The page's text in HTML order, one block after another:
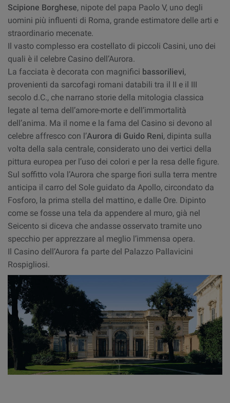
Scipione Borghese, nipote del papa Paolo V, uno degli
uomini più influenti di Roma, grande estimatore delle arti e
straordinario mecenate.
Il vasto complesso era costellato di piccoli Casini, uno dei
quali è il celebre Casino dell’Aurora.
La facciata è decorata con magnifici bassorilievi,
provenienti da sarcofagi romani databili tra il II e il III
secolo d.C., che narrano storie della mitologia classica
legate al tema dell’amore-morte e dell’immortalità
dell’anima. Ma il nome e la fama del Casino si devono al
celebre affresco con l’Aurora di Guido Reni, dipinta sulla
volta della sala centrale, considerato uno dei vertici della
pittura europea per l’uso dei colori e per la resa delle figure.
Sul soffitto vola l’Aurora che sparge fiori sulla terra mentre
anticipa il carro del Sole guidato da Apollo, circondato da
Fosforo, la prima stella del mattino, e dalle Ore. Dipinto
come se fosse una tela da appendere al muro, già nel
Seicento si diceva che andasse osservato tramite uno
specchio per apprezzare al meglio l’immensa opera.
Il Casino dell’Aurora fa parte del Palazzo Pallavicini
Rospigliosi.